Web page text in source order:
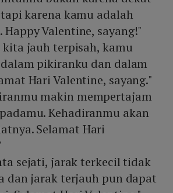
karena kamu adalah
Happy Valentine, sayang!"
kita jauh terpisah, kamu
pikiranku dan dalam
Hari Valentine, sayang."
makin mempertajam
Kehadiranmu akan
Selamat Hari
sejati, jarak terkecil tidak
dan jarak terjauh pun dapat